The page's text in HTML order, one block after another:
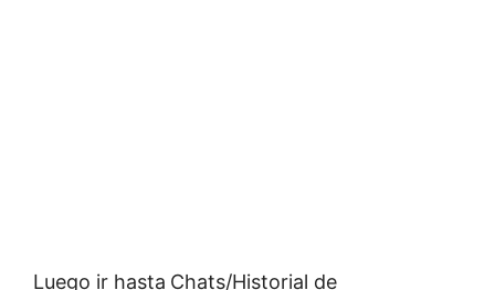
Luego ir hasta Chats/Historial de